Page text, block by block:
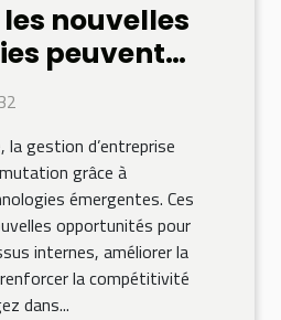
nouvelles
peuvent
la gestion
?
la gestion d’entreprise
grâce à
émergentes. Ces
opportunités pour
internes, améliorer la
la compétitivité
dans...